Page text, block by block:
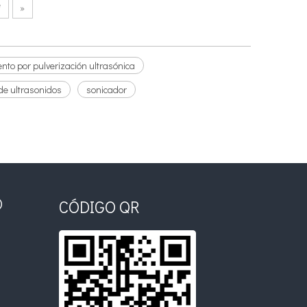
»
por pulverización ultrasónica
ultrasonidos
sonicador
CÓDIGO QR